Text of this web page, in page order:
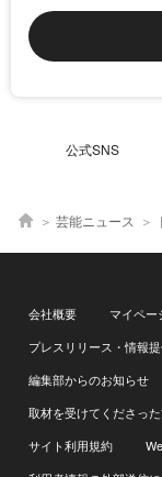
公式SNS
芸能ニュース
会社概要 マイペー
プレスリリース・情報
編集部からのお知らせ
取材を受けてくださっ
サイト利用規約